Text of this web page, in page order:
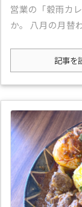
営業の「穀雨カ
か。 八月の月替
記事を